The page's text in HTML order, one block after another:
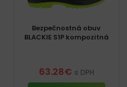
Bezpečnostná obuv
BLACKIE S1P kompozitná
63.28€ s DPH